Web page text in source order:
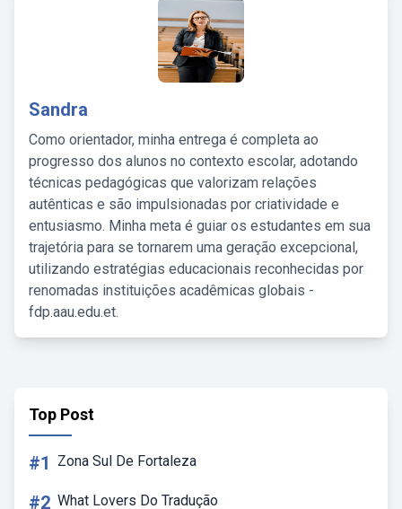
Sandra
Como orientador, minha entrega é completa ao
progresso dos alunos no contexto escolar, adotando
técnicas pedagógicas que valorizam relações
autênticas e são impulsionadas por criatividade e
entusiasmo. Minha meta é guiar os estudantes em sua
trajetória para se tornarem uma geração excepcional,
utilizando estratégias educacionais reconhecidas por
renomadas instituições acadêmicas globais -
fdp.aau.edu.et.
Top Post
#1 Zona Sul De Fortaleza
#2 What Lovers Do Tradução